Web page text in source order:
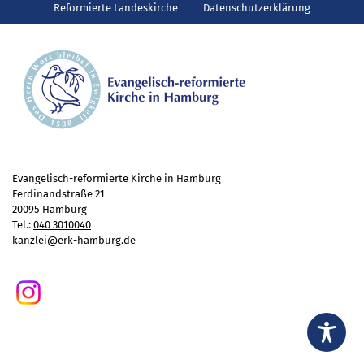
Gottesdienst
Reisen
Jugend
Familiengottesdienst
Konfirmandenunterricht
Kinder- und Jugendfreizeiten
Ehrenamtliche Mitarbeit
Diakonie
Stiftung Altenhof
Aktuelles
Reformierte Landeskirche Datenschutzerklärung
Evangelisch-reformierte Kirche in Hamburg
Ferdinandstraße 21
20095 Hamburg
Tel.: 040 3010040
kanzlei@erk-hamburg.de